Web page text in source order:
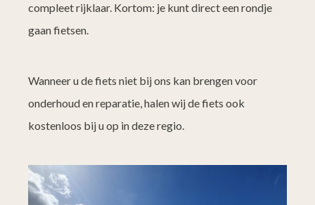
compleet rijklaar. Kortom: je kunt direct een rondje
gaan fietsen.
Wanneer u de fiets niet bij ons kan brengen voor
onderhoud en reparatie, halen wij de fiets ook
kostenloos bij u op in deze regio.